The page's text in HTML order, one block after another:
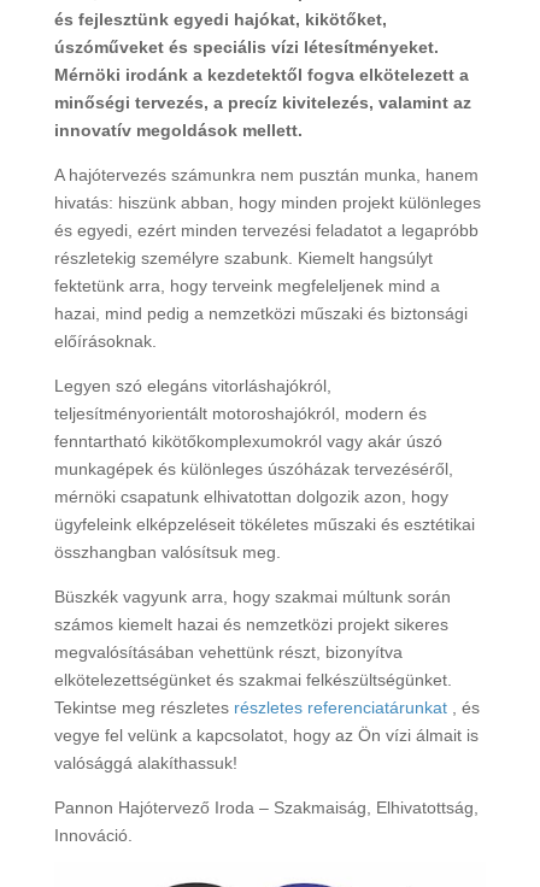
és fejlesztünk egyedi hajókat, kikötőket,
úszóműveket és speciális vízi létesítményeket.
Mérnöki irodánk a kezdetektől fogva elkötelezett a
minőségi tervezés, a precíz kivitelezés, valamint az
innovatív megoldások mellett.
A hajótervezés számunkra nem pusztán munka, hanem
hivatás: hiszünk abban, hogy minden projekt különleges
és egyedi, ezért minden tervezési feladatot a legapróbb
részletekig személyre szabunk. Kiemelt hangsúlyt
fektetünk arra, hogy terveink megfeleljenek mind a
hazai, mind pedig a nemzetközi műszaki és biztonsági
előírásoknak.
Legyen szó elegáns vitorláshajókról,
teljesítményorientált motoroshajókról, modern és
fenntartható kikötőkomplexumokról vagy akár úszó
munkagépek és különleges úszóházak tervezéséről,
mérnöki csapatunk elhivatottan dolgozik azon, hogy
ügyfeleink elképzeléseit tökéletes műszaki és esztétikai
összhangban valósítsuk meg.
Büszkék vagyunk arra, hogy szakmai múltunk során
számos kiemelt hazai és nemzetközi projekt sikeres
megvalósításában vehettünk részt, bizonyítva
elkötelezettségünket és szakmai felkészültségünket.
Tekintse meg részletes részletes referenciatárunkat
, és
vegye fel velünk a kapcsolatot, hogy az Ön vízi álmait is
valósággá alakíthassuk!
Pannon Hajótervező Iroda – Szakmaiság, Elhivatottság,
Innováció.